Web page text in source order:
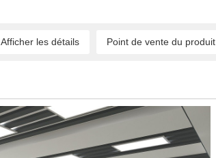
Afficher les détails Point de vente du produit